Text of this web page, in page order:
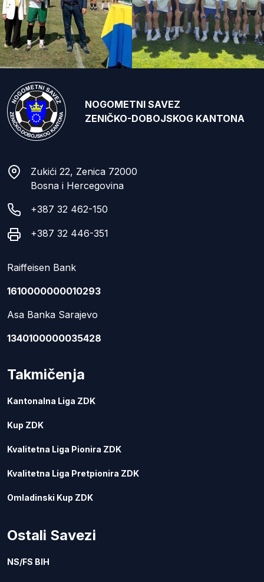
NOGOMETNI SAVEZ
ZENIČKO-DOBOJSKOG KANTONA
Zukići 22, Zenica 72000
Bosna i Hercegovina
+387 32 462-150
+387 32 446-351
Raiffeisen Bank
1610000000010293
Asa Banka Sarajevo
1340100000035428
Takmičenja
Kantonalna Liga ZDK
Kup ZDK
Kvalitetna Liga Pionira ZDK
Kvalitetna Liga Pretpionira ZDK
Omladinski Kup ZDK
Ostali Savezi
NS/FS BIH